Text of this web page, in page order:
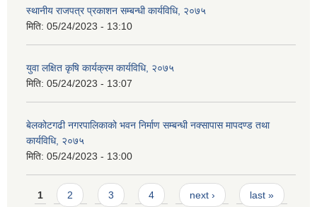
स्थानीय राजपत्र प्रकाशन सम्बन्धी कार्यविधि, २०७५
मिति: 05/24/2023 - 13:10
युवा लक्षित कृषि कार्यक्रम कार्यविधि, २०७५
मिति: 05/24/2023 - 13:07
बेलकोटगढी नगरपालिकाको भवन निर्माण सम्बन्धी नक्सापास मापदण्ड तथा
कार्यविधि, २०७५
मिति: 05/24/2023 - 13:00
Pages
1 2 3 4 next › last »